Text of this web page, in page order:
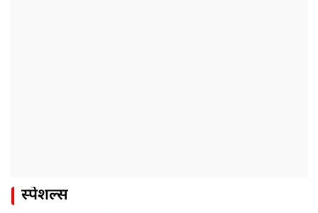
स्पेशल्स